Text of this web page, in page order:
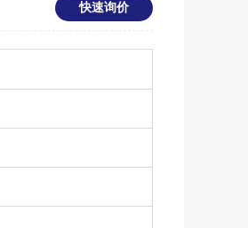
快速询价